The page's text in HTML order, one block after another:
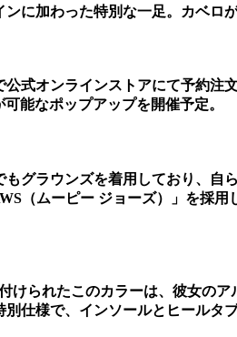
に加わった特別な一足。カベロ
公式オンラインストアにて予約注
能なポップアップを開催予定。
グラウンズを着用しており、
（ムーピー ジョーズ）」を採
けられたこのカラーは、彼女の
仕様で、インソールとヒールタ